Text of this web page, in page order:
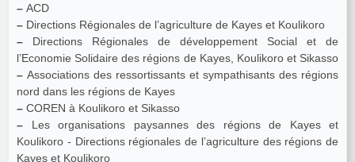
– ACD
– Directions Régionales de l’agriculture de Kayes et Koulikoro
– Directions Régionales de développement Social et de
l’Economie Solidaire des régions de Kayes, Koulikoro et Sikasso
– Associations des ressortissants et sympathisants des régions
nord dans les régions de Kayes
– COREN à Koulikoro et Sikasso
– Les organisations paysannes des régions de Kayes et
Koulikoro - Directions régionales de l’agriculture des régions de
Kayes et Koulikoro